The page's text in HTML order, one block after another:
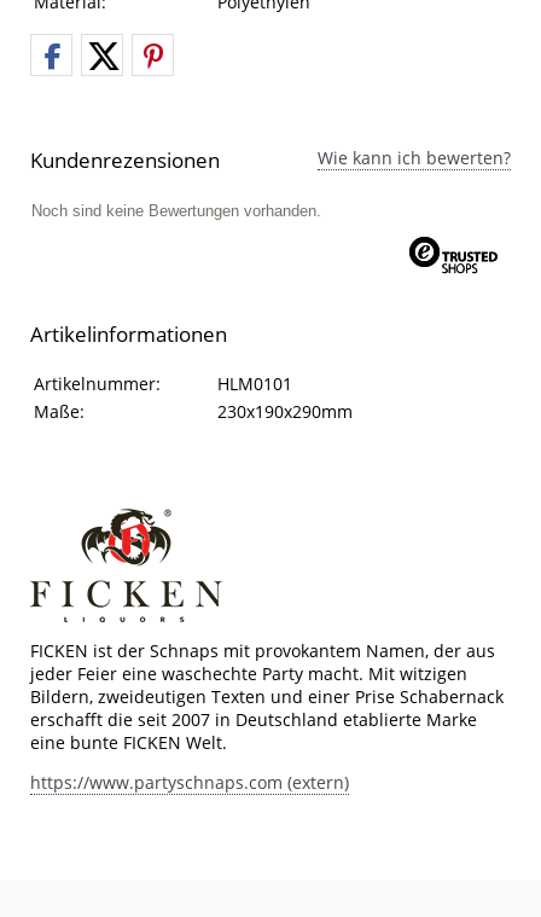
Kundenrezensionen Wie kann ich bewerten?
Noch sind keine Bewertungen vorhanden.
Artikelinformationen
Artikelinformationen
Eigenschaft Wert
Artikelnummer:
HLM0101
Maße:
230x190x290mm
FICKEN ist der Schnaps mit provokantem Namen, der aus
jeder Feier eine waschechte Party macht. Mit witzigen
Bildern, zweideutigen Texten und einer Prise Schabernack
erschafft die seit 2007 in Deutschland etablierte Marke
eine bunte FICKEN Welt.
https://www.partyschnaps.com (extern)